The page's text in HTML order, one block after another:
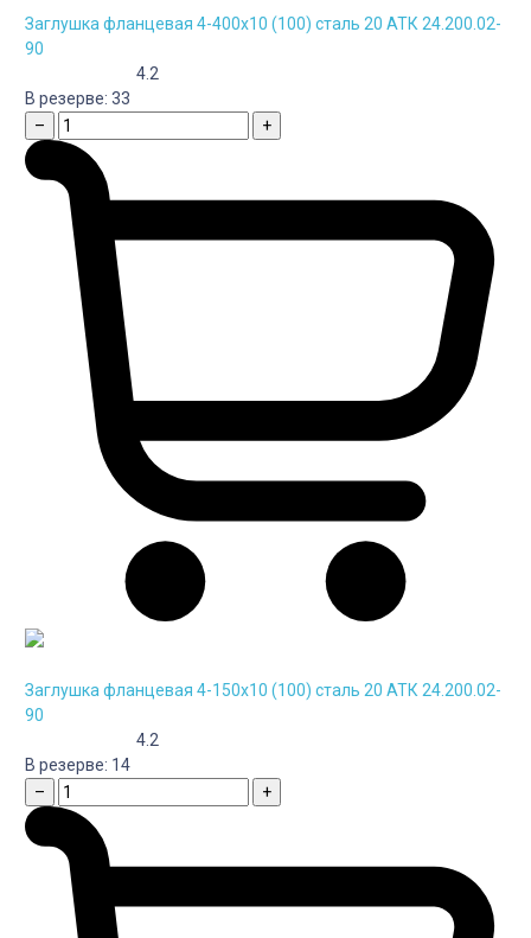
Заглушка фланцевая 4-400х10 (100) сталь 20 АТК 24.200.02-
90
4.2
В резерве: 33
–
+
Заглушка фланцевая 4-150х10 (100) сталь 20 АТК 24.200.02-
90
4.2
В резерве: 14
–
+